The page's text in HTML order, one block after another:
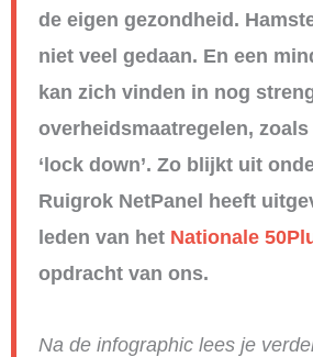
de eigen gezondheid.
niet veel gedaan. En een
kan zich vinden in nog
overheidsmaatregelen,
‘lock down’. Zo blijkt uit
Ruigrok NetPanel heeft
leden van het Nationale
opdracht van ons.
Na de infographic lees je